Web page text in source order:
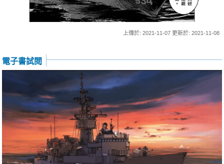
上傳於: 2021-11-07 更新於: 2021-11-08
電子書試閱